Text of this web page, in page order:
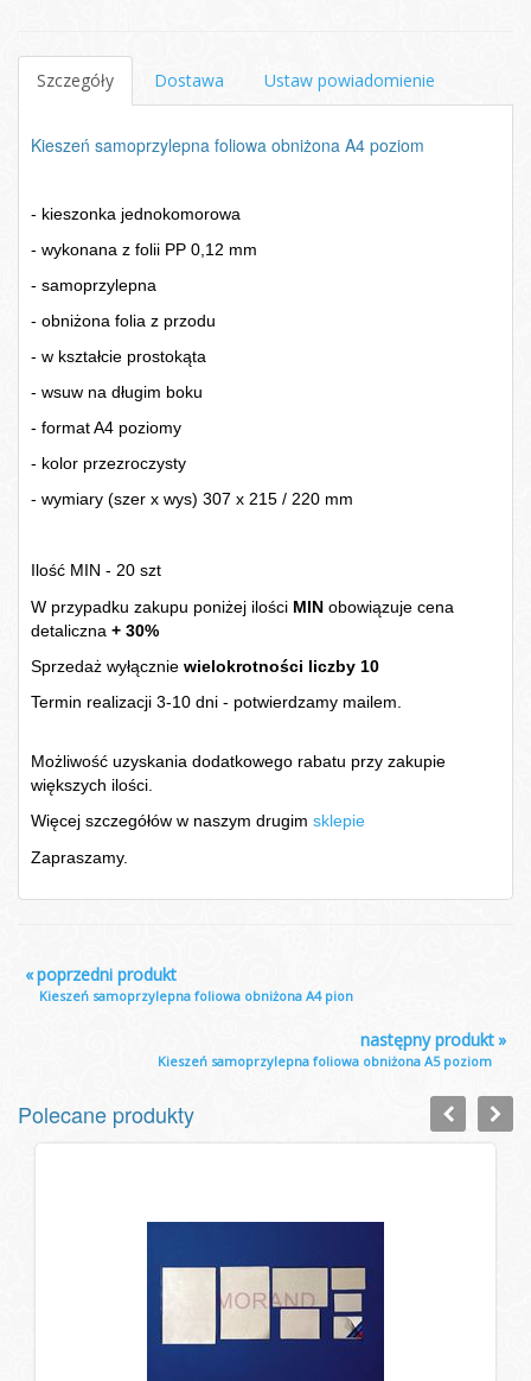
Szczegóły Dostawa Ustaw powiadomienie
Kieszeń samoprzylepna foliowa obniżona A4 poziom
- kieszonka jednokomorowa
- wykonana z folii PP 0,12 mm
- samoprzylepna
- obniżona folia z przodu
- w kształcie prostokąta
- wsuw na długim boku
- format A4 poziomy
- kolor przezroczysty
- wymiary (szer x wys) 307 x 215 / 220 mm
Ilość MIN - 20 szt
W przypadku zakupu poniżej ilości MIN obowiązuje cena
detaliczna + 30%
Sprzedaż wyłącznie wielokrotności liczby 10
Termin realizacji 3-10 dni - potwierdzamy mailem.
Możliwość uzyskania dodatkowego rabatu przy zakupie
większych ilości.
Więcej szczegółów w naszym drugim sklepie
Zapraszamy.
«poprzedni produkt
Kieszeń samoprzylepna foliowa obniżona A4 pion
»
następny produkt
Kieszeń samoprzylepna foliowa obniżona A5 poziom
Polecane produkty